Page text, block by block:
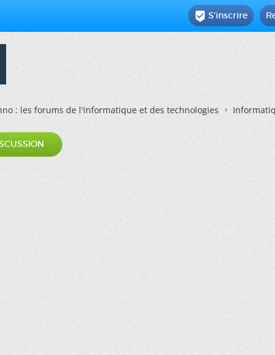
 S'inscrire
: les forums de l'informatique et des technologies